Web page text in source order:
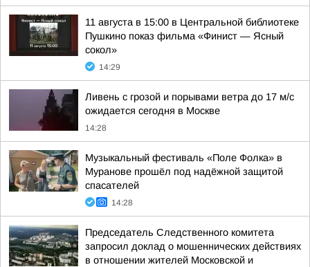
11 августа в 15:00 в Центральной библиотеке
Пушкино показ фильма «Финист — Ясный
сокол»
14:29
Ливень с грозой и порывами ветра до 17 м/с
ожидается сегодня в Москве
14:28
Музыкальный фестиваль «Поле Фолка» в
Муранове прошёл под надёжной защитой
спасателей
14:28
Председатель Следственного комитета
запросил доклад о мошеннических действиях
в отношении жителей Московской и